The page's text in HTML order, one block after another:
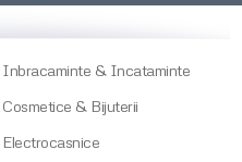
Inbracaminte & Incataminte
Cosmetice & Bijuterii
Electrocasnice